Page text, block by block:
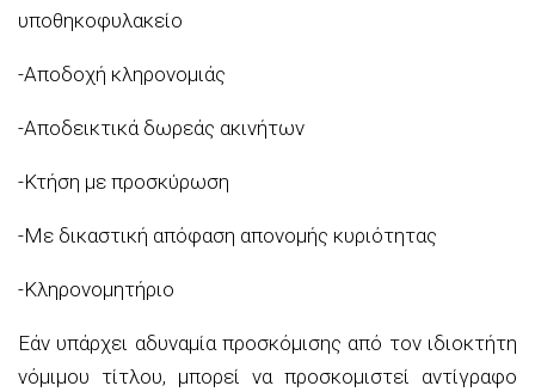
υποθηκοφυλακείο
-Αποδοχή κληρονομιάς
-Αποδεικτικά δωρεάς ακινήτων
-Κτήση με προσκύρωση
-Με δικαστική απόφαση απονομής κυριότητας
-Κληρονομητήριο
Εάν υπάρχει αδυναμία προσκόμισης από τον ιδιοκτήτη
νόμιμου τίτλου, μπορεί να προσκομιστεί αντίγραφο